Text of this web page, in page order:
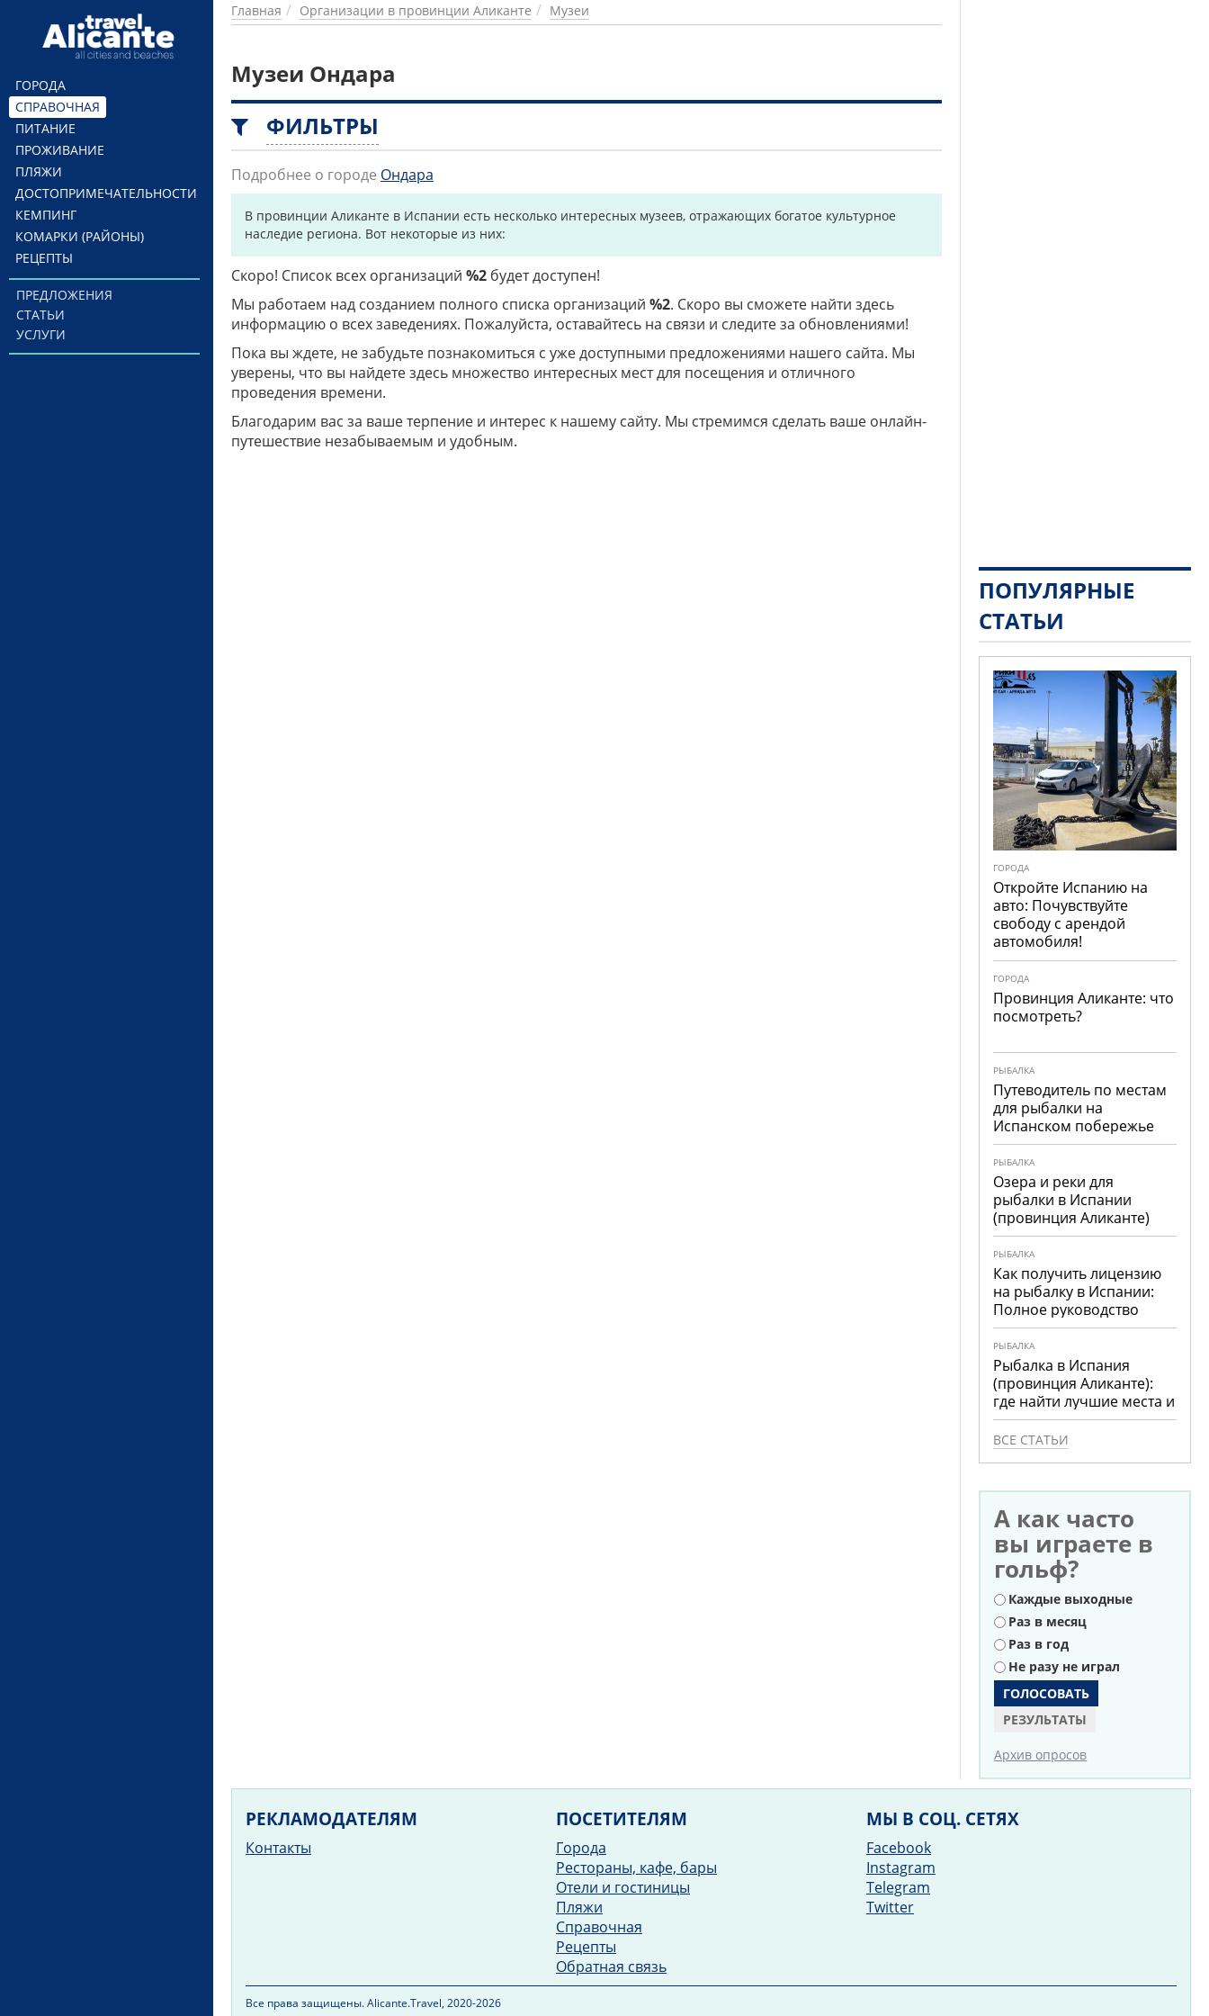
Перейти к основному содержанию
ГОРОДА
СПРАВОЧНАЯ
ПИТАНИЕ
ПРОЖИВАНИЕ
ПЛЯЖИ
ДОСТОПРИМЕЧАТЕЛЬНОСТИ
КЕМПИНГ
КОМАРКИ (РАЙОНЫ)
РЕЦЕПТЫ
ПРЕДЛОЖЕНИЯ
СТАТЬИ
УСЛУГИ
Главная Организации в провинции Аликанте Музеи
Музеи Ондара
ФИЛЬТРЫ
Подробнее о городе Ондара
В провинции Аликанте в Испании есть несколько интересных музеев, отражающих богатое культурное
наследие региона. Вот некоторые из них:
Скоро! Список всех организаций %2 будет доступен!
Мы работаем над созданием полного списка организаций %2. Скоро вы сможете найти здесь
информацию о всех заведениях. Пожалуйста, оставайтесь на связи и следите за обновлениями!
Пока вы ждете, не забудьте познакомиться с уже доступными предложениями нашего сайта. Мы
уверены, что вы найдете здесь множество интересных мест для посещения и отличного
проведения времени.
Благодарим вас за ваше терпение и интерес к нашему сайту. Мы стремимся сделать ваше онлайн-
путешествие незабываемым и удобным.
ПОПУЛЯРНЫЕ
СТАТЬИ
ГОРОДА
Откройте Испанию на
авто: Почувствуйте
свободу с арендой
автомобиля!
ГОРОДА
Провинция Аликанте: что
посмотреть?
РЫБАЛКА
Путеводитель по местам
для рыбалки на
Испанском побережье
РЫБАЛКА
Озера и реки для
рыбалки в Испании
(провинция Аликанте)
РЫБАЛКА
Как получить лицензию
на рыбалку в Испании:
Полное руководство
РЫБАЛКА
Рыбалка в Испания
(провинция Аликанте):
где найти лучшие места и
что ловить
ВСЕ СТАТЬИ
А как часто
вы играете в
гольф?
Варианты
Каждые выходные
Раз в месяц
Раз в год
Не разу не играл
РЕЗУЛЬТАТЫ
Архив опросов
РЕКЛАМОДАТЕЛЯМ
Контакты
ПОСЕТИТЕЛЯМ
Города
Рестораны, кафе, бары
Отели и гостиницы
Пляжи
Справочная
Рецепты
Обратная связь
МЫ В СОЦ. СЕТЯХ
Facebook
Instagram
Telegram
Twitter
Все права защищены. Alicante.Travel, 2020-2026